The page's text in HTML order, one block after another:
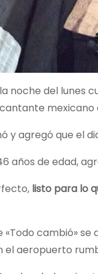
noche del lunes
mexicano
y agregó que el
años de edad,
listo para lo
cambió» se
aeropuerto